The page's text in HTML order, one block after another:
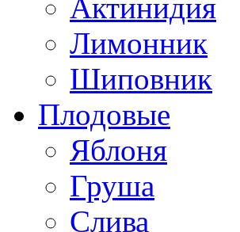
Актинидия
Лимонник
Шиповник
Плодовые
Яблоня
Груша
Слива